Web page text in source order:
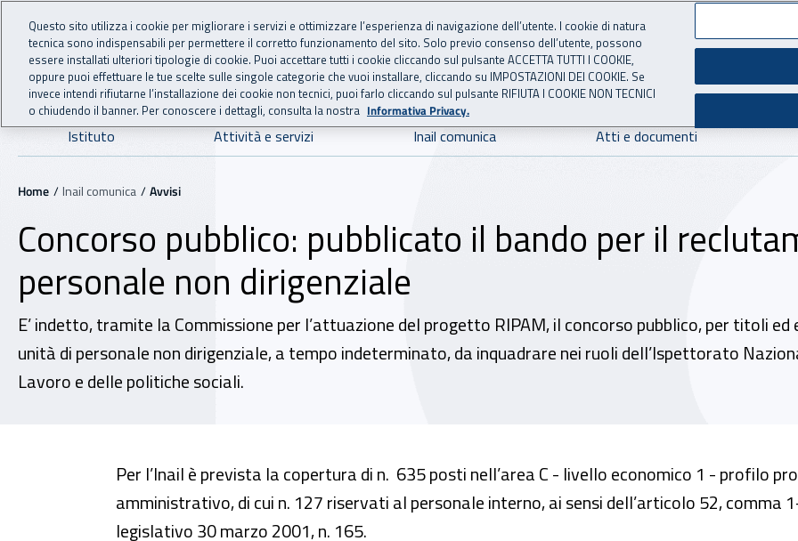
Vai al menu principale
Vai al contenuto principale
INAIL - Istituto Nazionale per l'Assicurazione
Navigazione principale
Istituto Attività e servizi Inail comunica Atti e documenti
Navigazione - Ti trovi in:
Home Inail comunica Avvisi
Concorso pubblico: pubblicato il bando per il
personale non dirigenziale
E’ indetto, tramite la Commissione per l’attuazione del progetto RIPAM, il concorso pubblico, per titoli
unità di personale non dirigenziale, a tempo indeterminato, da inquadrare nei ruoli dell’Ispettorato
Lavoro e delle politiche sociali.
Per l’Inail è prevista la copertura di n. 635 posti nell’area C - livello economico 1 - profilo
amministrativo, di cui n. 127 riservati al personale interno, ai sensi dell’articolo 52, comma
legislativo 30 marzo 2001, n. 165.
Questo sito utilizza i cookie per migliorare i servizi e ottimizzare l’esperienza di navigazione dell’utente. I cookie di natura
tecnica sono indispensabili per permettere il corretto funzionamento del sito. Solo previo consenso dell’utente, possono
essere installati ulteriori tipologie di cookie. Puoi accettare tutti i cookie cliccando sul pulsante ACCETTA TUTTI I COOKIE,
oppure puoi effettuare le tue scelte sulle singole categorie che vuoi installare, cliccando su IMPOSTAZIONI DEI COOKIE. Se
invece intendi rifiutarne l’installazione dei cookie non tecnici, puoi farlo cliccando sul pulsante RIFIUTA I COOKIE NON TECNICI
o chiudendo il banner. Per conoscere i dettagli, consulta la nostra Informativa Privacy.